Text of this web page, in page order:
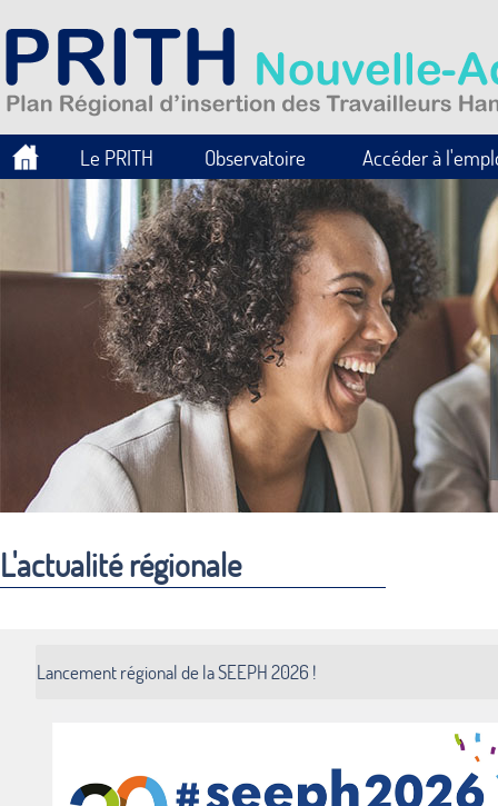
Le PRITH Observatoire Accéder à
L'actualité régionale
Lancement régional de la SEEPH 2026 !